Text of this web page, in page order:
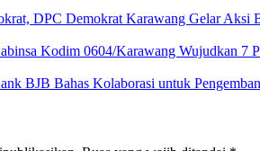
DPC Demokrat Karawang Gelar Aksi
Kodim 0604/Karawang Wujudkan 7
BJB Bahas Kolaborasi untuk